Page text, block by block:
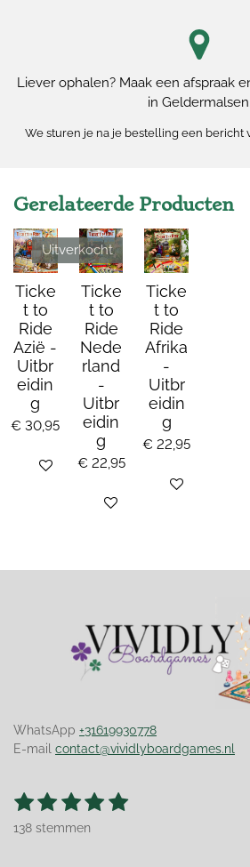
Liever ophalen? Maak een afspraak
in Geldermalsen.
We sturen je na je bestelling een bericht
Gerelateerde Producten
Ticke
t to
Ride
Azië -
Uitbr
eidin
g
€ 30,95
Bekijk details
Uitverkocht
Ticke
t to
Ride
Nede
rland
-
Uitbr
eidin
g
€ 22,95
Houd mij op de hoogte
Ticke
t to
Ride
Afrika
-
Uitbr
eidin
g
€ 22,95
Bekijk details
WhatsApp +31619930778
E-mail contact@vividlyboardgames.nl
R
1
s
2
s
3
s
4
s
5
S
138 stemmen